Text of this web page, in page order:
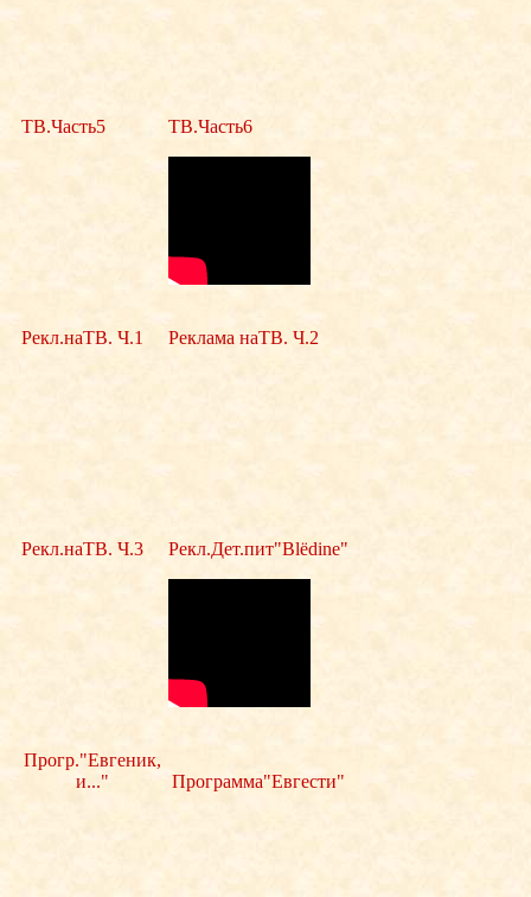
ТВ.Часть5 ТВ.Часть6
Рекл.наТВ. Ч.1 Реклама наТВ. Ч.2
Рекл.наТВ. Ч.3 Рекл.Дет.пит"Blёdine"
Прогр."Евгеник,
и..."
Программа"Евгести"